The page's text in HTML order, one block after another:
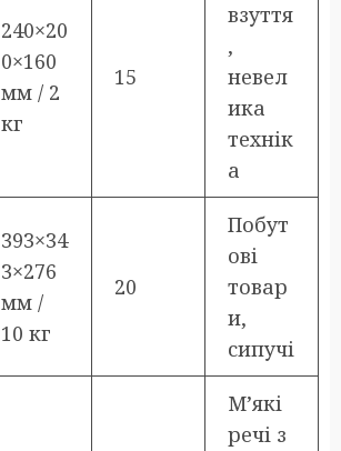
240×20
0×160
мм / 2
кг
15
взуття
,
невел
ика
технік
а
393×34
3×276
мм /
10 кг
20
Побут
ові
товар
и,
сипучі
М’які
речі з